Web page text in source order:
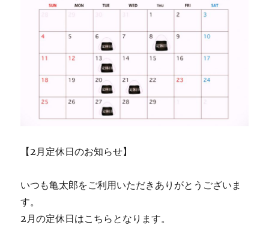
【2月定休日のお知らせ】
いつも亀太郎をご利用いただきありがとうございま
す。
2月の定休日はこちらとなります。